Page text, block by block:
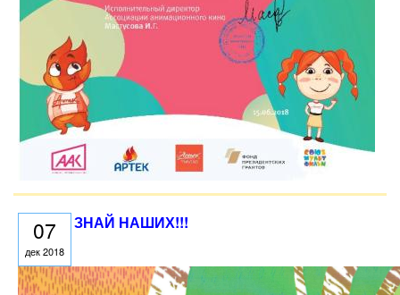
07
дек 2018
ЗНАЙ НАШИХ!!!